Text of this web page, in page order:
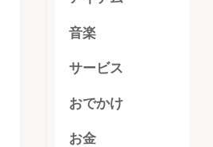
音楽
サービス
おでかけ
お金